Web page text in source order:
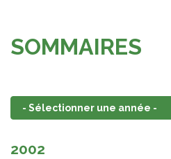
SOMMAIRES
2002